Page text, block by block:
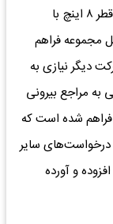
مبارکه، امکان تنظیم و کالیبراسیون فلومترهای تا قطر ۸ اینچ با
مجموعه فراهم
دیگر نیازی به
به مراجع بیرونی
شده است که
درخواست‌های سایر
و آورده